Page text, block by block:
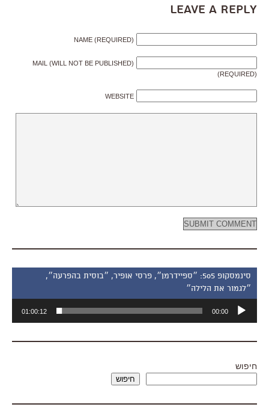
Leave a Reply
NAME (REQUIRED)
MAIL (WILL NOT BE PUBLISHED)
(REQUIRED)
WEBSITE
סינמסקופ 505: ״ספיידרמן״, פרסי אופיר, ״בוסית בהפרעה״,
״לגמור את הלילה״
אודיו
00:00
01:00:12
חיפוש
חיפוש